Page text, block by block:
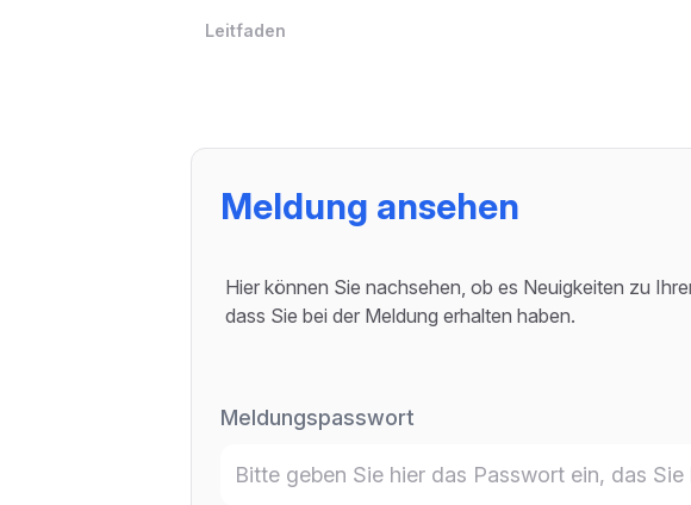
Leitfaden
Meldung ansehen
Hier können Sie nachsehen, ob es Neuigkeiten zu
dass Sie bei der Meldung erhalten haben.
Meldungspasswort